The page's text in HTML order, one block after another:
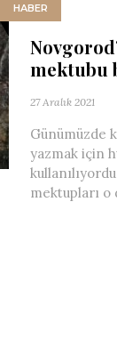
HABER
mektubu
27 Aralık 2021
Günümüzde
yazmak için
mektupları o